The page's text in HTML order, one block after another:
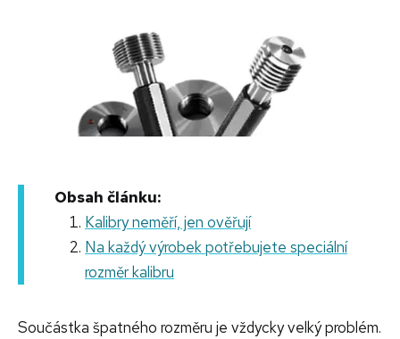
Obsah článku:
Kalibry neměří, jen ověřují
Na každý výrobek potřebujete speciální
rozměr kalibru
Součástka špatného rozměru je vždycky velký problém.